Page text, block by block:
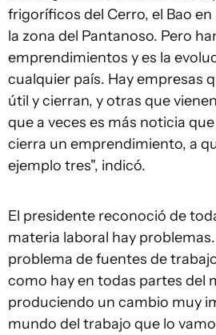
frigoríficos del Cerro, el Bao en
la zona del Pantanoso. Pero
emprendimientos y es la
cualquier país. Hay empresas
útil y cierran, y otras que
que a veces es más noticia
cierra un emprendimiento, a
ejemplo tres", indicó.
El presidente reconoció de
materia laboral hay
problema de fuentes de
como hay en todas partes del
produciendo un cambio muy
mundo del trabajo que lo